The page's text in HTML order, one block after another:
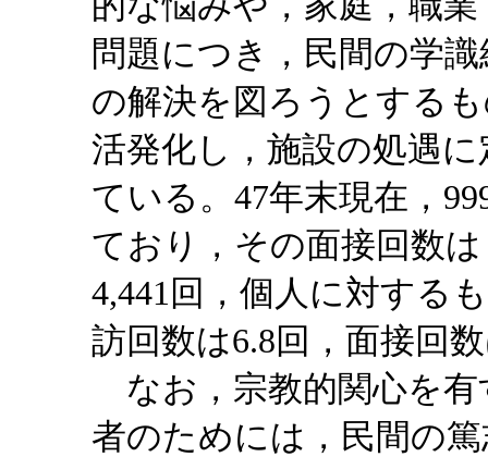
問題につき，民間の学
の解決を図ろうとする
活発化し，施設の処遇
ている。47年末現在，
ており，その面接回数
4,441回，個人に対する
訪回数は6.8回，面接回
なお，宗教的関心を有
者のためには，民間の